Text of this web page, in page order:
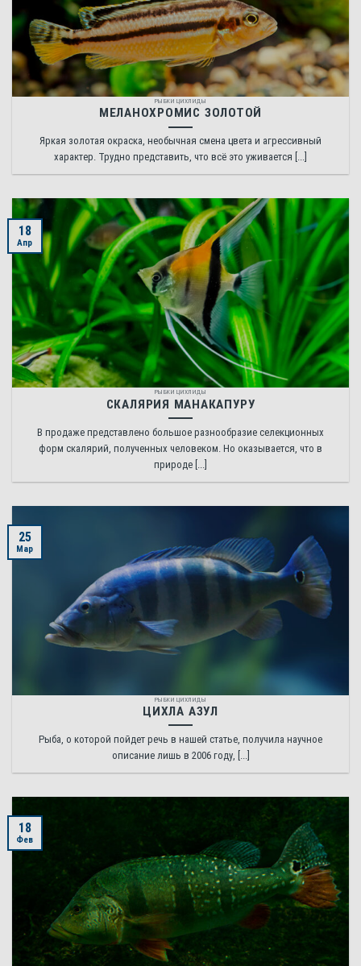
РЫБКИ ЦИХЛИДЫ
МЕЛАНОХРОМИС ЗОЛОТОЙ
Яркая золотая окраска, необычная смена цвета и агрессивный
характер. Трудно представить, что всё это уживается [...]
РЫБКИ ЦИХЛИДЫ
СКАЛЯРИЯ МАНАКАПУРУ
В продаже представлено большое разнообразие селекционных
форм скалярий, полученных человеком. Но оказывается, что в
природе [...]
18
Апр
РЫБКИ ЦИХЛИДЫ
ЦИХЛА АЗУЛ
Рыба, о которой пойдет речь в нашей статье, получила научное
описание лишь в 2006 году, [...]
25
Мар
18
Фев